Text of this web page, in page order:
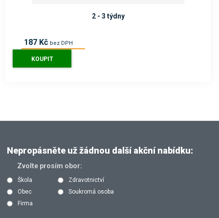
187 Kč bez DPH
2 - 3 týdny
KOUPIT
Nepropásněte už žádnou další akční nabídku:
Zvolte prosím obor:
Škola
Zdravotnictví
Obec
Soukromá osoba
Firma